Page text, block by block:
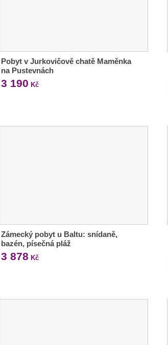
Pobyt v Jurkovičově chatě Maměnka
na Pustevnách
3 190 Kč
Zámecký pobyt u Baltu: snídaně,
bazén, písečná pláž
3 878 Kč